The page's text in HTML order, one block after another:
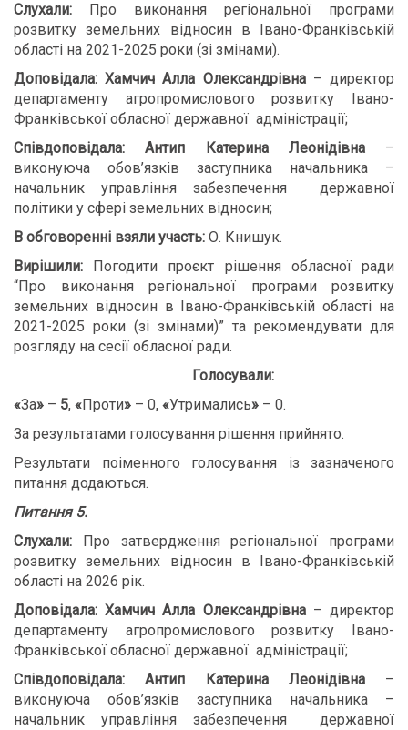
Слухали: Про виконання регіональної програми
розвитку земельних відносин в Івано-Франківській
області на 2021-2025 роки (зі змінами).
Доповідала: Хамчич Алла Олександрівна– директор
департаменту агропромислового розвитку Івано-
Франківської обласної державної адміністрації;
Співдоповідала:
Антип Катерина Леонідівна–
виконуюча обов’язків заступника начальника –
начальник управління забезпечення державної
політики у сфері земельних відносин;
В обговоренні взяли участь: О. Книшук.
Вирішили: Погодити проєкт рішення обласної ради
“Про виконання регіональної програми розвитку
земельних відносин в Івано-Франківській області на
2021-2025 роки (зі змінами)” та рекомендувати для
розгляду на сесії обласної ради.
Голосували:
«За» – 5, «Проти» – 0, «Утримались» – 0.
За результатами голосування рішення прийнято.
Результати поіменного голосування із зазначеного
питання додаються.
Питання 5.
Слухали: Про затвердження регіональної програми
розвитку земельних відносин в Івано-Франківській
області на 2026 рік.
Доповідала: Хамчич Алла Олександрівна– директор
департаменту агропромислового розвитку Івано-
Франківської обласної державної адміністрації;
Співдоповідала:
Антип Катерина Леонідівна–
виконуюча обов’язків заступника начальника –
начальник управління забезпечення державної